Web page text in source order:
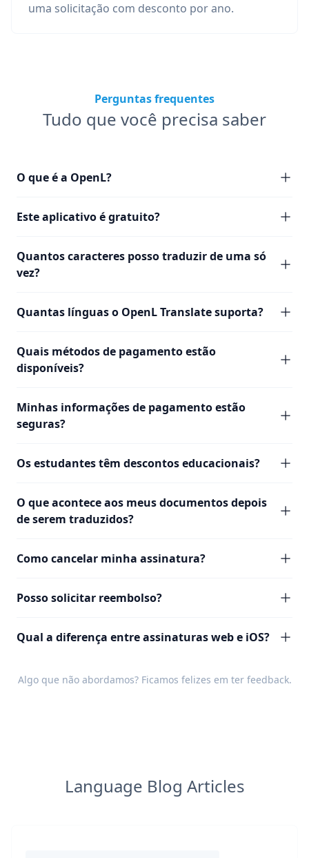
uma solicitação com desconto por ano.
Perguntas frequentes
Tudo que você precisa saber
O que é a OpenL?
Este aplicativo é gratuito?
Quantos caracteres posso traduzir de uma só
vez?
Quantas línguas o OpenL Translate suporta?
Quais métodos de pagamento estão
disponíveis?
Minhas informações de pagamento estão
seguras?
Os estudantes têm descontos educacionais?
O que acontece aos meus documentos depois
de serem traduzidos?
Como cancelar minha assinatura?
Posso solicitar reembolso?
Qual a diferença entre assinaturas web e iOS?
Algo que não abordamos? Ficamos felizes em ter feedback.
Language Blog Articles